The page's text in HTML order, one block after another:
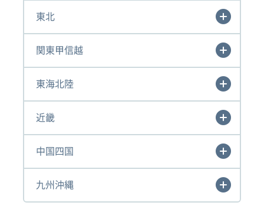
東北
関東甲信越
東海北陸
近畿
中国四国
九州沖縄